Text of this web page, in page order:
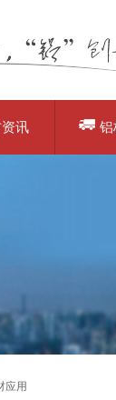
讯 铝
应用